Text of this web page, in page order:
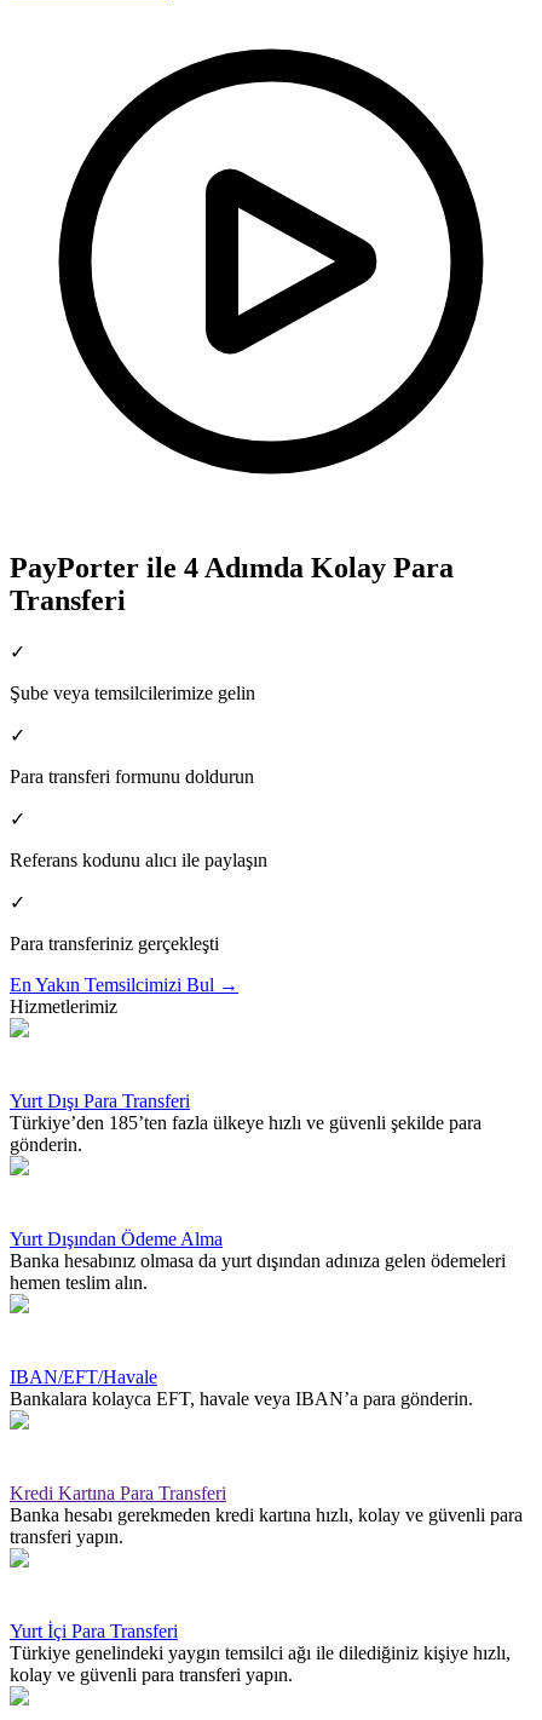
PayPorter ile 4 Adımda Kolay Para
Transferi
✓
Şube veya temsilcilerimize gelin
✓
Para transferi formunu doldurun
✓
Referans kodunu alıcı ile paylaşın
✓
Para transferiniz gerçekleşti
En Yakın Temsilcimizi Bul →
Hizmetlerimiz
Yurt Dışı Para Transferi
Türkiye’den 185’ten fazla ülkeye hızlı ve güvenli şekilde para
gönderin.
Yurt Dışından Ödeme Alma
Banka hesabınız olmasa da yurt dışından adınıza gelen ödemeleri
hemen teslim alın.
IBAN/EFT/Havale
Bankalara kolayca EFT, havale veya IBAN’a para gönderin.
Kredi Kartına Para Transferi
Banka hesabı gerekmeden kredi kartına hızlı, kolay ve güvenli para
transferi yapın.
Yurt İçi Para Transferi
Türkiye genelindeki yaygın temsilci ağı ile dilediğiniz kişiye hızlı,
kolay ve güvenli para transferi yapın.